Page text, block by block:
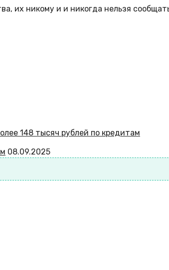
их никому и и никогда нельзя
08.09.2025